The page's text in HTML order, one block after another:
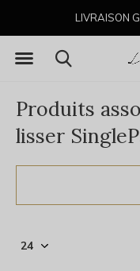
LIVRAISON
Produits
lisser